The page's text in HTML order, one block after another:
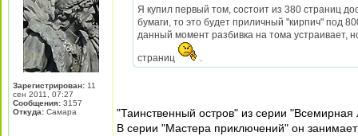
Зарегистрирован: 11
сен 2011, 07:27
Сообщения: 3157
Откуда: Самара
Я купил первый том, состоит из 380 страниц
бумаги, то это будет приличный "кирпич" под
данный момент разбивка на тома устраивает,
страниц .
"Таинственный остров" из серии "Всемирная
В серии "Мастера приключений" он занимает